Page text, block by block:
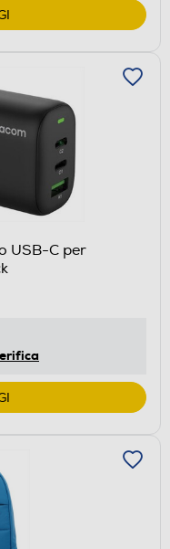
USB-C per